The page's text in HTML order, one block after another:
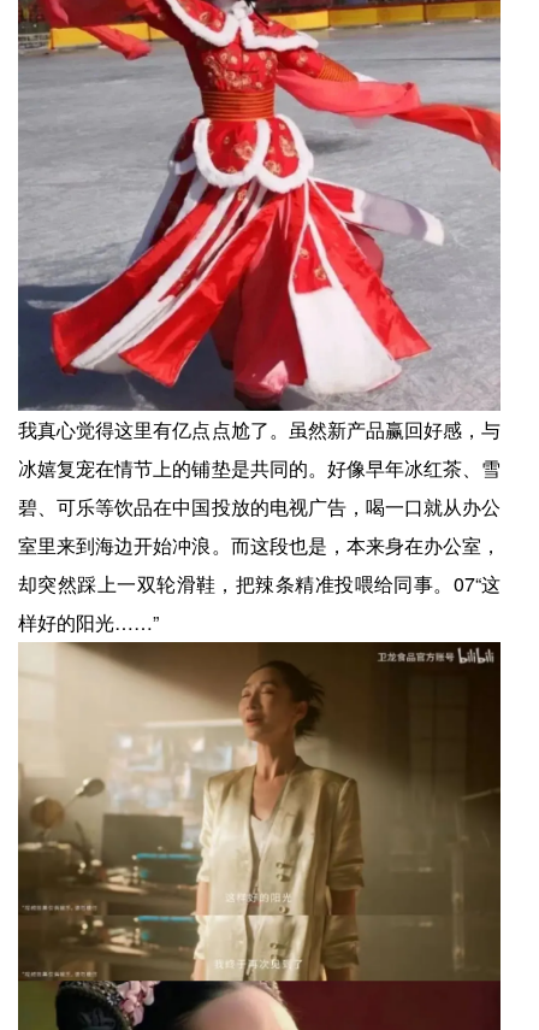
我真心觉得这里有亿点点尬了。虽然新产品赢回好感，与
冰嬉复宠在情节上的铺垫是共同的。好像早年冰红茶、雪
碧、可乐等饮品在中国投放的电视广告，喝一口就从办公
室里来到海边开始冲浪。而这段也是，本来身在办公室，
却突然踩上一双轮滑鞋，把辣条精准投喂给同事。07“这
样好的阳光……”